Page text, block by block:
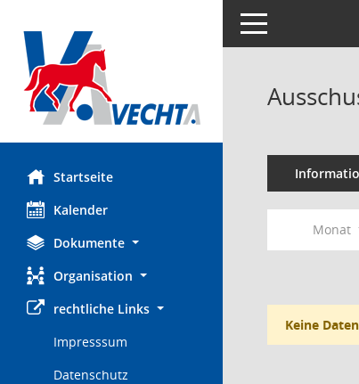
Startseite
Kalender
Dokumente
Organisation
rechtliche Links
Impresssum
Datenschutz
Toggle navigation
Monat
Keine